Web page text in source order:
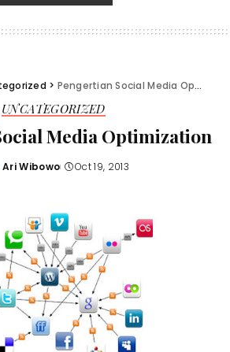
> Pengertian Social Media Optimization
UNCATEGORIZED
Media Optimization
Posted
Ari Wibowo Oct 19, 2013